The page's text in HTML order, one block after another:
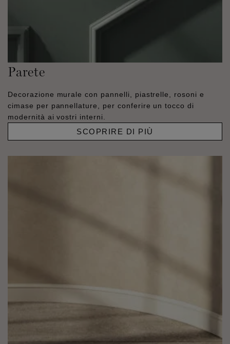
Parete
Decorazione murale con pannelli, piastrelle, rosoni e
cimase per pannellature, per conferire un tocco di
modernità ai vostri interni.
SCOPRIRE DI PIÙ